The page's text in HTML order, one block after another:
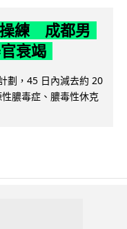
操練 成都男
衰竭
劃，45 日內減去約 20
膿毒症、膿毒性休克